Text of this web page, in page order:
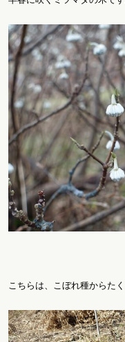
こちらは、こぼれ種からた